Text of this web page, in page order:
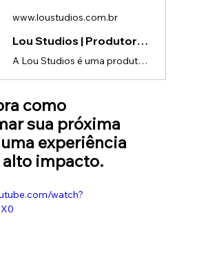
www.loustudios.com.br
Lou Studios | Produtora de vídeos
A Lou Studios é uma produtora de vídeos, especializada em animações 3D para lançamento de produtos.
como
sua próxima
experiência
impacto.
watch?